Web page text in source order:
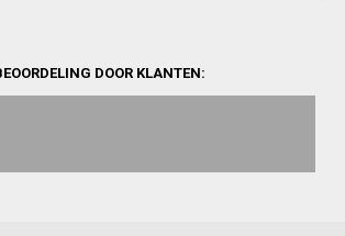
DOOR KLANTEN: